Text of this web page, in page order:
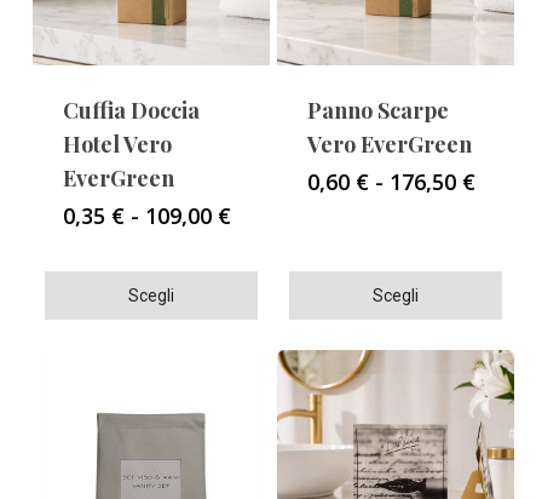
Scegli
prodotto
varianti.
opzioni
Cuffia Doccia
Hotel Vero
EverGreen
0,35 € - 109,00 €Fascia
prezzo:
0,35 €
109,00 €
Scegli
prodotto
ha
più
varianti.
Le
opzioni
Panno Scarpe
Vero EverGreen
0,60 € - 176,50 €Fascia
a